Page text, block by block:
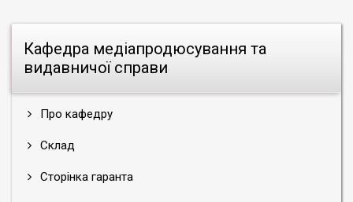
Кафедра медіапродюсування та
видавничої справи
Про кафедру
Склад
Сторінка гаранта